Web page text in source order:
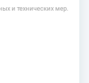
и технических мер.